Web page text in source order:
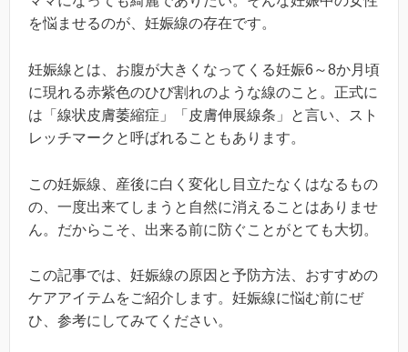
を悩ませるのが、妊娠線の存在です。
妊娠線とは、お腹が大きくなってくる妊娠6～8か月頃
に現れる赤紫色のひび割れのような線のこと。正式に
は「線状皮膚萎縮症」「皮膚伸展線条」と言い、スト
レッチマークと呼ばれることもあります。
この妊娠線、産後に白く変化し目立たなくはなるもの
の、一度出来てしまうと自然に消えることはありませ
ん。だからこそ、出来る前に防ぐことがとても大切。
この記事では、妊娠線の原因と予防方法、おすすめの
ケアアイテムをご紹介します。妊娠線に悩む前にぜ
ひ、参考にしてみてください。